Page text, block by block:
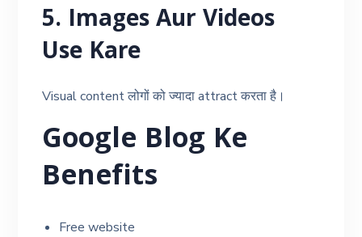
5. Images Aur Videos
Use Kare
Visual content लोगों को ज्यादा attract करता है।
Google Blog Ke
Benefits
Free website